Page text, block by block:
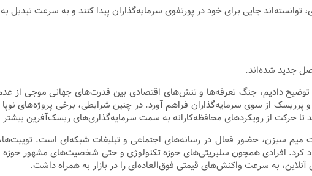
جایی برای خود در پورتفوی سرمایه‌گذاران پیدا کنند و به سرعت تبدیل به
جدید شده‌اند.
دادیم، جنگ تعرفه‌ها و تنش‌های اقتصادی بین قدرت‌های جهانی موجی از عدم
از سوی سرمایه‌گذاران فراهم آورد. در چنین شرایطی، برخی پروژه‌های
شد تا حرکت از رویکردهای محافظه‌کارانه به سمت سرمایه‌گذاری‌های ریسک‌آفرین
میم سیزن، حضور فعال در رسانه‌های اجتماعی و تبلیغات شبکه‌ای است.
کرد. افرادی همچون سلبریتی‌های حوزه تکنولوژی و حتی شخصیت‌های مشهور حوزه
به سرعت واکنش‌های قیمتی فوق‌العاده‌ای را در بازار به همراه داشت.